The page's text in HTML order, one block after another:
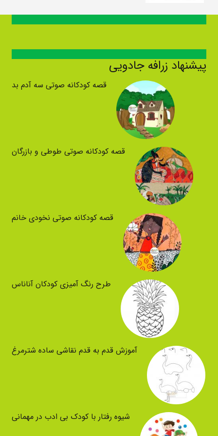
پیشنهاد زرافه جادویی
قصه کودکانه صوتی سه آدم بد
قصه کودکانه صوتی طوطی و بازرگان
قصه کودکانه صوتی نخودی خانم
طرح رنگ آمیزی کودکان آناناس
آموزش قدم به قدم نقاشی ساده شترمرغ
شیوه رفتار با کودک بی ادب در مهمانی